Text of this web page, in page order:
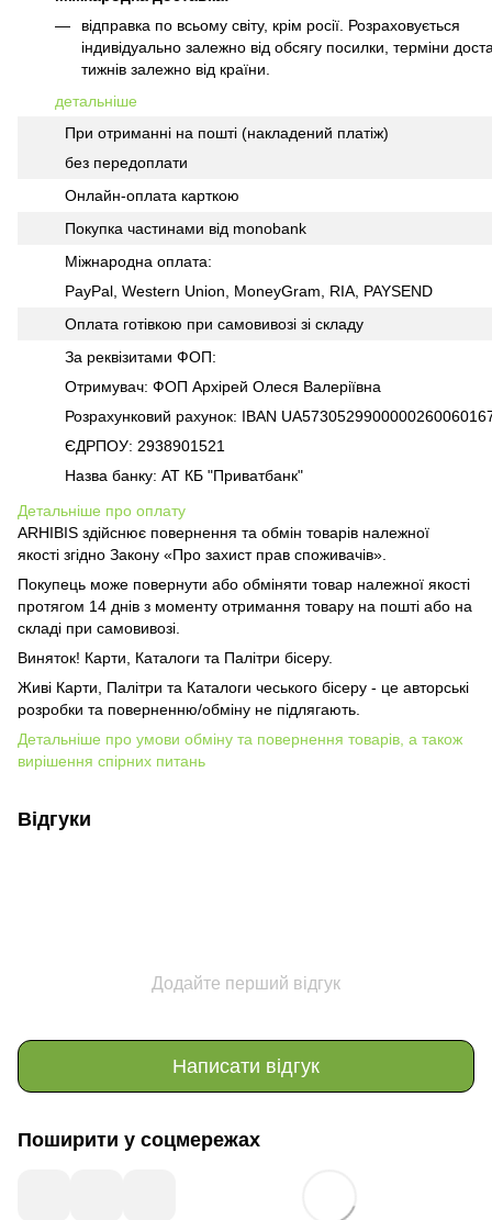
відправка по всьому світу, крім росії. Розраховується
індивідуально залежно від обсягу посилки, терміни
тижнів залежно від країни.
детальніше
При отриманні на пошті (накладений платіж)
без передоплати
Онлайн-оплата карткою
Покупка частинами від monobank
Міжнародна оплата:
PayPal, Western Union, MoneyGram, RIA, PAYSEND
Оплата готівкою при самовивозі зі складу
За реквізитами ФОП:
Отримувач: ФОП Архірей Олеся Валеріївна
Розрахунковий рахунок: IBAN
ЄДРПОУ: 2938901521
Назва банку: АТ КБ "Приватбанк"
Детальніше про оплату
ARHIBIS здійснює повернення та обмін товарів належної
якості згідно Закону «Про захист прав споживачів».
Покупець може повернути або обміняти товар належної якості
протягом 14 днів з моменту отримання товару на пошті або на
складі при самовивозі.
Виняток! Карти, Каталоги та Палітри бісеру.
Живі Карти, Палітри та Каталоги чеського бісеру - це авторські
розробки та поверненню/обміну не підлягають.
Детальніше про умови обміну та повернення товарів, а також
вирішення спірних питань
Відгуки
Додайте перший відгук
Написати відгук
Поширити у соцмережах